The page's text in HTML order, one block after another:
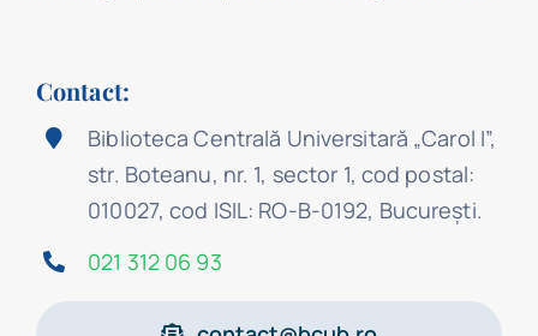
Contact:
Biblioteca Centrală Universitară „Carol I”,
str. Boteanu, nr. 1, sector 1, cod postal:
010027, cod ISIL: RO-B-0192, Bucureşti.
021 312 06 93